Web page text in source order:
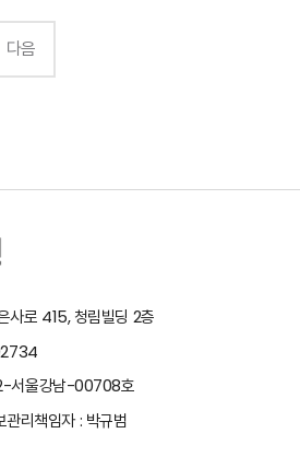
다음
사로 415, 청림빌딩 2층
서울강남-00708호
리책임자 : 박규범